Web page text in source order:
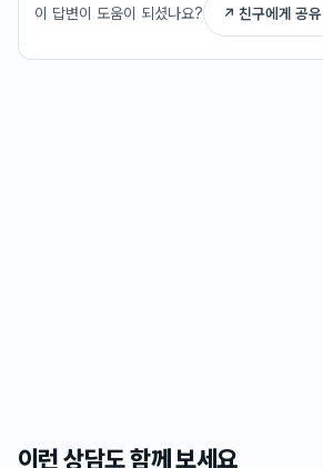
이 답변이 도움이 되셨나요? ↗ 친구에게 공유
이런 상담도 함께 보세요